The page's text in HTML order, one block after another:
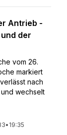
Antrieb -
der
vom 26.
markiert
nach
wechselt
• 19:35